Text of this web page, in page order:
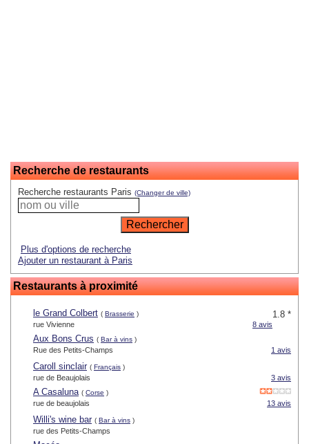
Recherche de restaurants
Recherche restaurants Paris (Changer de ville)
Plus d'options de recherche
Ajouter un restaurant à Paris
Restaurants à proximité
1.8 *
le Grand Colbert ( Brasserie )
8 avis
rue Vivienne
Aux Bons Crus ( Bar à vins )
1 avis
Rue des Petits-Champs
Caroll sinclair ( Français )
3 avis
rue de Beaujolais
A Casaluna ( Corse )
13 avis
rue de beaujolais
Willi's wine bar ( Bar à vins )
rue des Petits-Champs